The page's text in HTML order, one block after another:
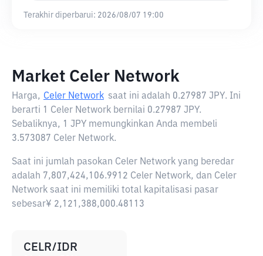
Terakhir diperbarui: 2026/08/07 19:00
Market Celer Network
Harga, Celer Network saat ini adalah 0.27987 JPY. Ini
berarti 1 Celer Network bernilai 0.27987 JPY.
Sebaliknya, 1 JPY memungkinkan Anda membeli
3.573087 Celer Network.
Saat ini jumlah pasokan Celer Network yang beredar
adalah 7,807,424,106.9912 Celer Network, dan Celer
Network saat ini memiliki total kapitalisasi pasar
sebesar¥ 2,121,388,000.48113
CELR/IDR